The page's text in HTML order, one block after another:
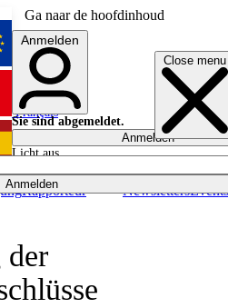
Ga naar de hoofdinhoud
Close menu
Anmelden
Rapporteur NewslettersEvents
English
Français
Anmelden
Sie sind abgemeldet.
Anmelden
Licht aus
der